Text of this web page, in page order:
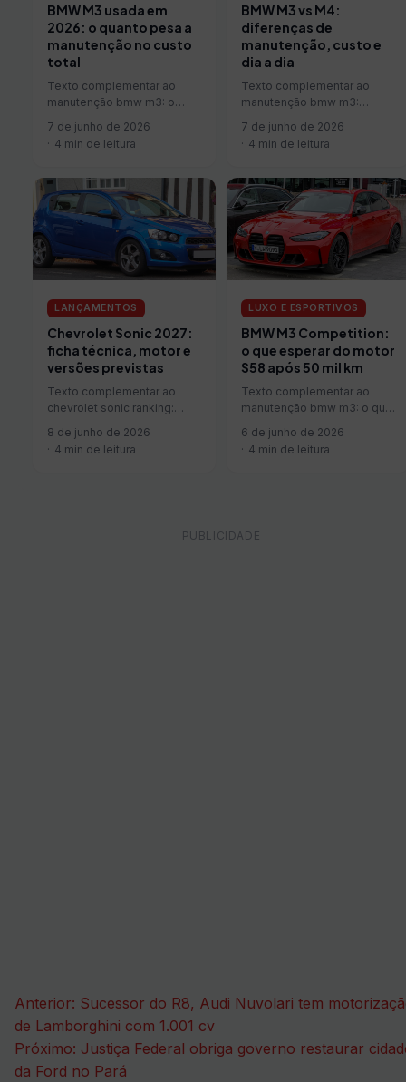
BMW M3 usada em
2026: o quanto pesa a
manutenção no custo
total
Texto complementar ao
manutenção bmw m3: o
no custo total.
7 de junho de 2026
4 min de leitura
BMW M3 vs M4:
diferenças de
manutenção, custo e
dia a dia
Texto complementar ao
manutenção bmw m3:
custo e dia a dia.
7 de junho de 2026
4 min de leitura
LANÇAMENTOS
Chevrolet Sonic 2027:
ficha técnica, motor e
versões previstas
Texto complementar ao
chevrolet sonic ranking:
versões previstas.
8 de junho de 2026
4 min de leitura
LUXO E ESPORTIVOS
BMW M3 Competition:
o que esperar do motor
S58 após 50 mil km
Texto complementar ao
manutenção bmw m3: o que
50 mil km.
6 de junho de 2026
4 min de leitura
Navegação
de
Post
Anterior: Sucessor do R8, Audi Nuvolari tem
de Lamborghini com 1.001 cv
Próximo: Justiça Federal obriga governo restaurar
da Ford no Pará